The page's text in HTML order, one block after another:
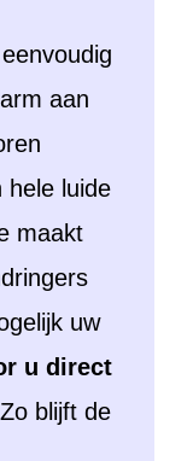
aan
hele luide
maakt
uw
u direct
blijft de